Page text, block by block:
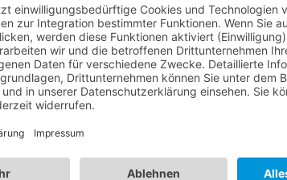
verfügt über Schnittstellenarme mit
am Bildschirm ermöglichen. Dies sorgt für
Punkt-Mikro-Einstellsystem ermöglicht diese
des Bildschirms. Erzielen Sie den perfekten
Komponentenablage zur bequemen